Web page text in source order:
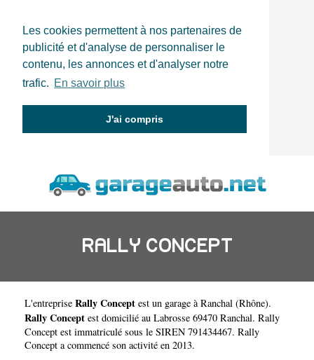
Les cookies permettent à nos partenaires de
publicité et d'analyse de personnaliser le
contenu, les annonces et d'analyser notre
trafic. En savoir plus
J'ai compris
RALLY CONCEPT
L'entreprise Rally Concept est un garage à Ranchal (Rhône).
Rally Concept est domicilié au Labrosse 69470 Ranchal. Rally
Concept est immatriculé sous le SIREN 791434467. Rally
Concept a commencé son activité en 2013.